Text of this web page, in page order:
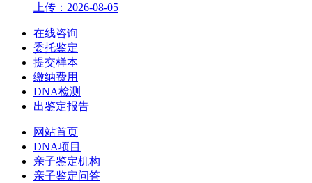
上传：2026-08-05
在线咨询
委托鉴定
提交样本
缴纳费用
DNA检测
出鉴定报告
网站首页
DNA项目
亲子鉴定机构
亲子鉴定问答